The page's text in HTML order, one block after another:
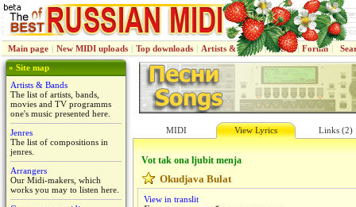
Main page | New MIDI uploads | Top downloads | Artists & Bands | Jenres | Forum |
» Site map
Artists & Bands
The list of artists, bands,
movies and TV programms
one's music presented here.
Jenres
The list of compositions in
jenres.
Arrangers
Our Midi-makers, which
works you may to listen here.
MIDI View Lyrics Links (2)
Vot tak ona ljubit menja
Okudjava Bulat
View in translit